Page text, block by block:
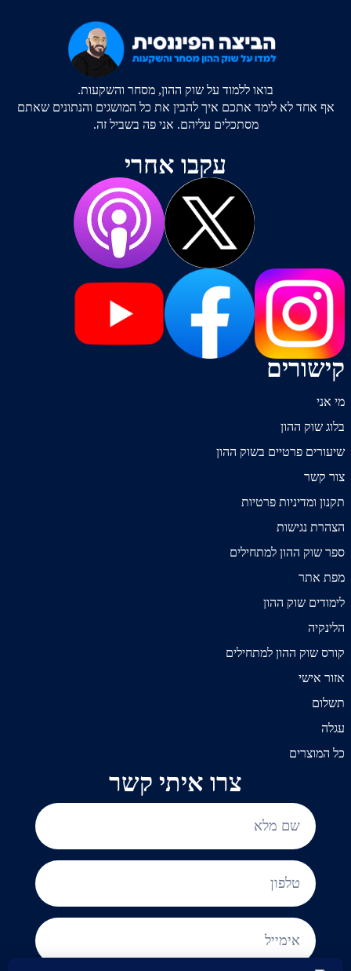
צרו איתי קשר
קישורים
מי אני
בלוג שוק ההון
שיעורים פרטיים בשוק ההון
צור קשר
תקנון ומדיניות פרטיות
הצהרת נגישות
ספר שוק ההון למתחילים
מפת אתר
לימודים שוק ההון
הלינקיה
קורס שוק ההון למתחילים
אזור אישי
תשלום
עגלה
כל המוצרים
עקבו אחרי
בואו ללמוד על שוק ההון, מסחר והשקעות.
אף אחד לא לימד אתכם איך להבין את כל המושגים והנתונים שאתם
מסתכלים עליהם. אני פה בשביל זה.